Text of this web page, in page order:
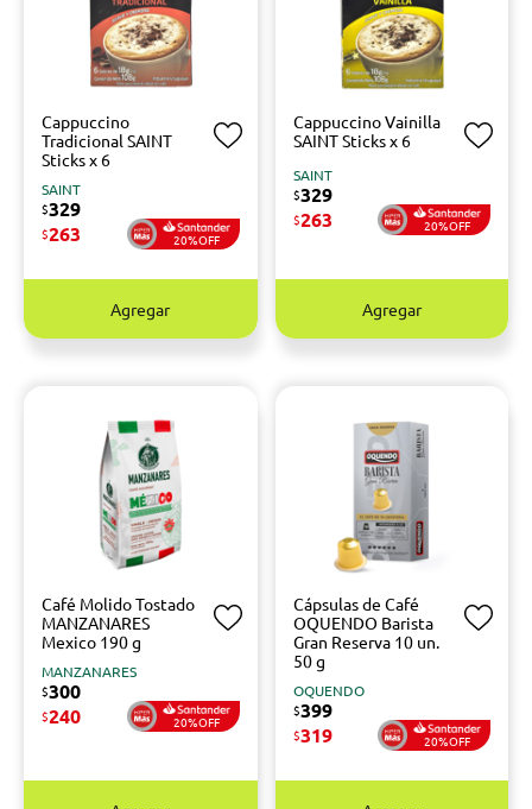
Cappuccino
Tradicional SAINT
Sticks x 6
SAINT
$329
$263 20%OFF
Agregar
Cappuccino Vainilla
SAINT Sticks x 6
SAINT
$329
$263 20%OFF
Agregar
Café Molido Tostado
MANZANARES
Mexico 190 g
MANZANARES
$300
$240 20%OFF
Cápsulas de Café
OQUENDO Barista
Gran Reserva 10 un.
50 g
OQUENDO
$399
$319 20%OFF